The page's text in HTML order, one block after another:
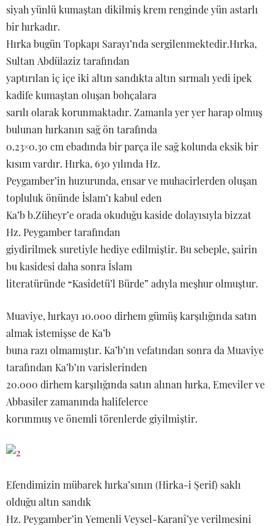
siyah yünlü kumaştan dikilmiş krem renginde yün astarlı
bir hırkadır.
Hırka bugün Topkapı Sarayı’nda sergilenmektedir.Hırka,
Sultan Abdülaziz tarafından
yaptırılan iç içe iki altın sandıkta altın sırmalı yedi ipek
kadife kumaştan oluşan bohçalara
sarılı olarak korunmaktadır. Zamanla yer yer harap olmuş
bulunan hırkanın sağ ön tarafında
0.23×0.30 cm ebadında bir parça ile sağ kolunda eksik bir
kısım vardır. Hırka, 630 yılında Hz.
Peygamber’in huzurunda, ensar ve muhacirlerden oluşan
topluluk önünde İslam’ı kabul eden
Ka’b b.Züheyr’e orada okuduğu kaside dolayısıyla bizzat
Hz. Peygamber tarafından
giydirilmek suretiyle hediye edilmiştir. Bu sebeple, şairin
bu kasidesi daha sonra İslam
literatüründe “Kasîdetü’l Bürde” adıyla meşhur olmuştur.
Muaviye, hırkayı 10.000 dirhem gümüş karşılığında satın
almak istemişse de Ka’b
buna razı olmamıştır. Ka’b’ın vefatından sonra da Muaviye
tarafından Ka’b’ın varislerinden
20.000 dirhem karşılığında satın alınan hırka, Emeviler ve
Abbasiler zamanında halifelerce
korunmuş ve önemli törenlerde giyilmiştir.
Efendimizin mübarek hırka’sının (Hirka-i Şerif) saklı
olduğu altın sandık
Hz. Peygamber’in Yemenli Veysel-Karanî’ye verilmesini